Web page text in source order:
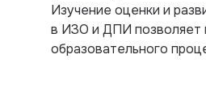
Изучение оценки и
в ИЗО и ДПИ позволяет
образовательного